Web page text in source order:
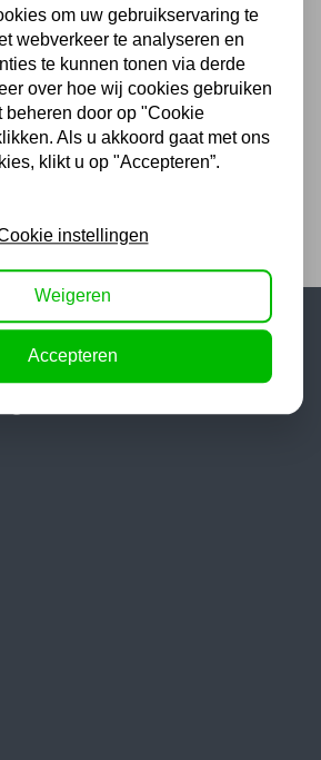
3 x 1,5mm2 per meter
excl. BTW
om uw gebruikservaring te
webverkeer te analyseren en
te kunnen tonen via derde
over hoe wij cookies gebruiken
beheren door op "Cookie
Als u akkoord gaat met ons
klikt u op "Accepteren”.
instellingen
Weigeren
Accepteren